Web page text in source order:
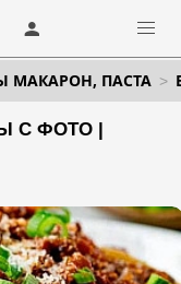
МАКАРОН, ПАСТА
С ФОТО |